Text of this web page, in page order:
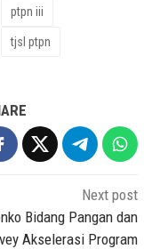
ptpn iii
tjsl ptpn
Next post
Bidang Pangan dan
Akselerasi Program